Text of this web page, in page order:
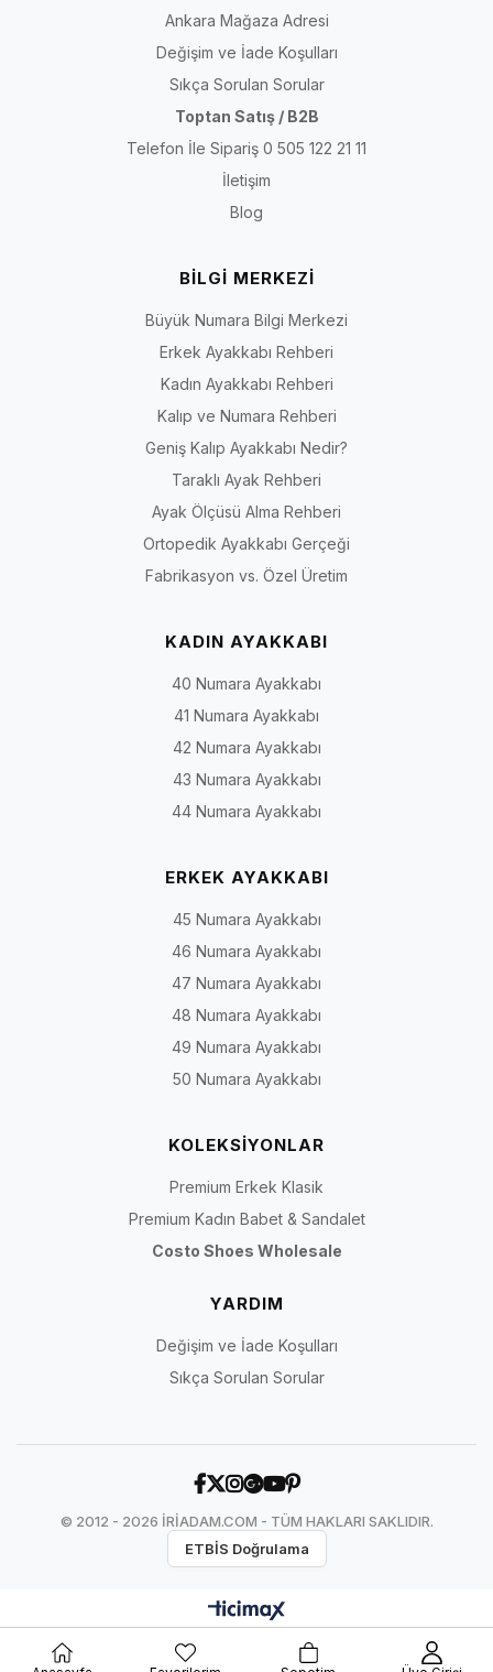
Ankara Mağaza Adresi
Değişim ve İade Koşulları
Sıkça Sorulan Sorular
Toptan Satış / B2B
Telefon İle Sipariş 0 505 122 21 11
İletişim
Blog
BİLGİ MERKEZİ
Büyük Numara Bilgi Merkezi
Erkek Ayakkabı Rehberi
Kadın Ayakkabı Rehberi
Kalıp ve Numara Rehberi
Geniş Kalıp Ayakkabı Nedir?
Taraklı Ayak Rehberi
Ayak Ölçüsü Alma Rehberi
Ortopedik Ayakkabı Gerçeği
Fabrikasyon vs. Özel Üretim
KADIN AYAKKABI
40 Numara Ayakkabı
41 Numara Ayakkabı
42 Numara Ayakkabı
43 Numara Ayakkabı
44 Numara Ayakkabı
ERKEK AYAKKABI
45 Numara Ayakkabı
46 Numara Ayakkabı
47 Numara Ayakkabı
48 Numara Ayakkabı
49 Numara Ayakkabı
50 Numara Ayakkabı
KOLEKSİYONLAR
Premium Erkek Klasik
Premium Kadın Babet & Sandalet
Costo Shoes Wholesale
YARDIM
Değişim ve İade Koşulları
Sıkça Sorulan Sorular
© 2012 - 2026 İRİADAM.COM - TÜM HAKLARI SAKLIDIR.
ETBİS Doğrulama